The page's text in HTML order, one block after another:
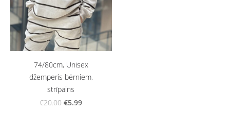
74/80cm, Unisex
džemperis bērniem,
strīpains
€20.00 €5.99